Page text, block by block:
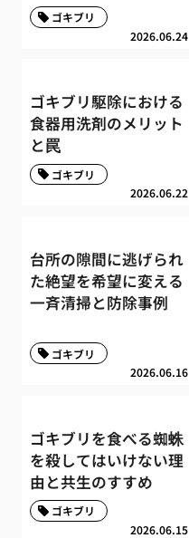
2026.06.24
ゴキブリ
ゴキブリ駆除における
食器用洗剤のメリット
と罠
2026.06.22
ゴキブリ
台所の隙間に逃げられ
た絶望を希望に変える
一斉清掃と防除事例
2026.06.16
ゴキブリ
ゴキブリを食べる蜘蛛
を殺してはいけない理
由と共生のすすめ
2026.06.15
ゴキブリ